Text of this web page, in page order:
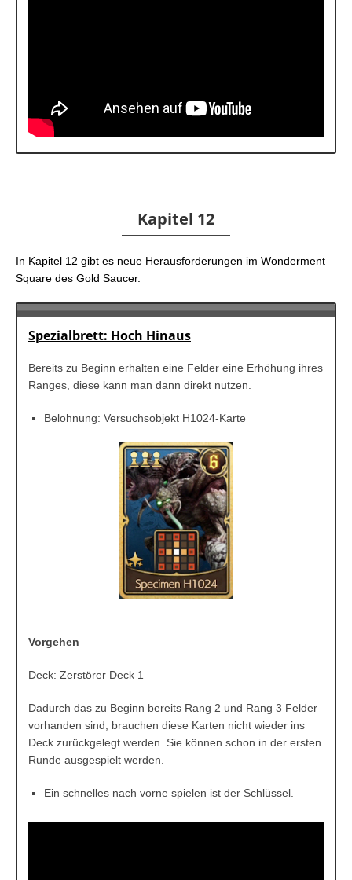
Kapitel 12
In Kapitel 12 gibt es neue Herausforderungen im Wonderment
Square des Gold Saucer.
Spezialbrett: Hoch Hinaus
Bereits zu Beginn erhalten eine Felder eine Erhöhung ihres
Ranges, diese kann man dann direkt nutzen.
Belohnung: Versuchsobjekt H1024-Karte
Vorgehen
Deck: Zerstörer Deck 1
Dadurch das zu Beginn bereits Rang 2 und Rang 3 Felder
vorhanden sind, brauchen diese Karten nicht wieder ins
Deck zurückgelegt werden. Sie können schon in der ersten
Runde ausgespielt werden.
Ein schnelles nach vorne spielen ist der Schlüssel.